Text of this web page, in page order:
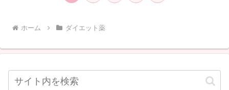
ホーム ダイエット薬